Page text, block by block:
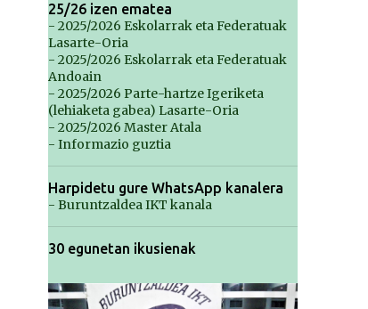
25/26 izen ematea
- 2025/2026 Eskolarrak eta Federatuak
Lasarte-Oria
- 2025/2026 Eskolarrak eta Federatuak
Andoain
- 2025/2026 Parte-hartze Igeriketa
(lehiaketa gabea) Lasarte-Oria
- 2025/2026 Master Atala
- Informazio guztia
Harpidetu gure WhatsApp kanalera
- Buruntzaldea IKT kanala
30 egunetan ikusienak